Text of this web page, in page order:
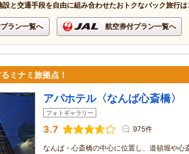
設と交通手段を自由に組み合わせたおトクなパック旅行は
ラン一覧へ 航空券付プラン一覧へ
ミナミ旅拠点！
アパホテル〈なんば心斎橋〉
フォトギャラリー
3.7 975件
なんば・心斎橋の中心に位置し、道頓堀や心